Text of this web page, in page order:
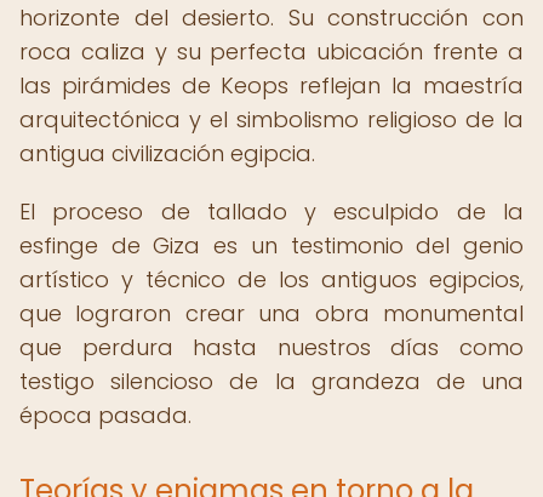
horizonte del desierto. Su construcción con
roca caliza y su perfecta ubicación frente a
las pirámides de Keops reflejan la maestría
arquitectónica y el simbolismo religioso de la
antigua civilización egipcia.
El proceso de tallado y esculpido de la
esfinge de Giza es un testimonio del genio
artístico y técnico de los antiguos egipcios,
que lograron crear una obra monumental
que perdura hasta nuestros días como
testigo silencioso de la grandeza de una
época pasada.